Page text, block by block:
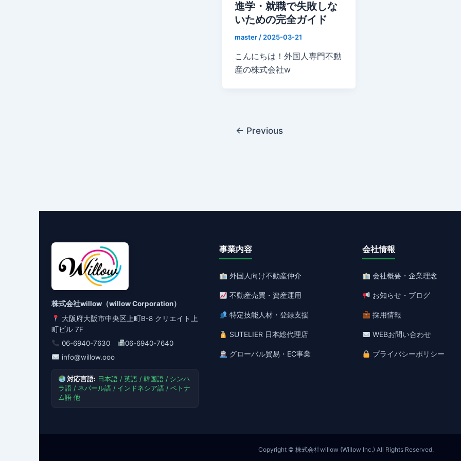
進学・就職で失敗しな
いための完全ガイド
master / 2025-03-21
こんにちは！外国人専門不動
産の株式会社w
← Previous
株式会社willow（willow Corporation）
大阪府大阪市中央区上町B-8 クリエイト上
町ビル 7F
06-6940-7630
06-6940-7640
info@willow.ooo
対応言語: 日本語 / 英語 / 韓国語 / シンハ
ラ語 / ネパール語 / インドネシア語 / ベトナ
ム語 他
事業内容
外国人向け不動産仲介
不動産売買・資産運用
特定技能人材・登録支援
SUTELIER 日本総代理店
グローバル貿易・EC事業
会社情報
会社概要・企業理念
お知らせ・ブログ
採用情報
WEBお問い合わせ
プライバシーポリシー
Copyright © 株式会社willow (Willow Inc.) All Rights Reserved.